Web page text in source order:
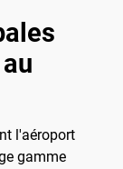
l'aéroport
gamme